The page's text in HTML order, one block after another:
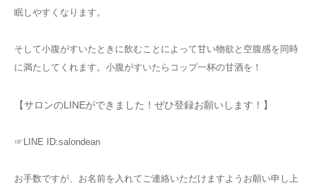
眠しやすくなります。
そして小腹がすいたときに飲むことによって甘い物欲と空腹感を同時
に満たしてくれます。小腹がすいたらコップ一杯の甘酒を！
【サロンのLINEができました！ぜひ登録お願いします！】
☞LINE ID:salondean
お手数ですが、お名前を入れてご連絡いただけますようお願い申し上